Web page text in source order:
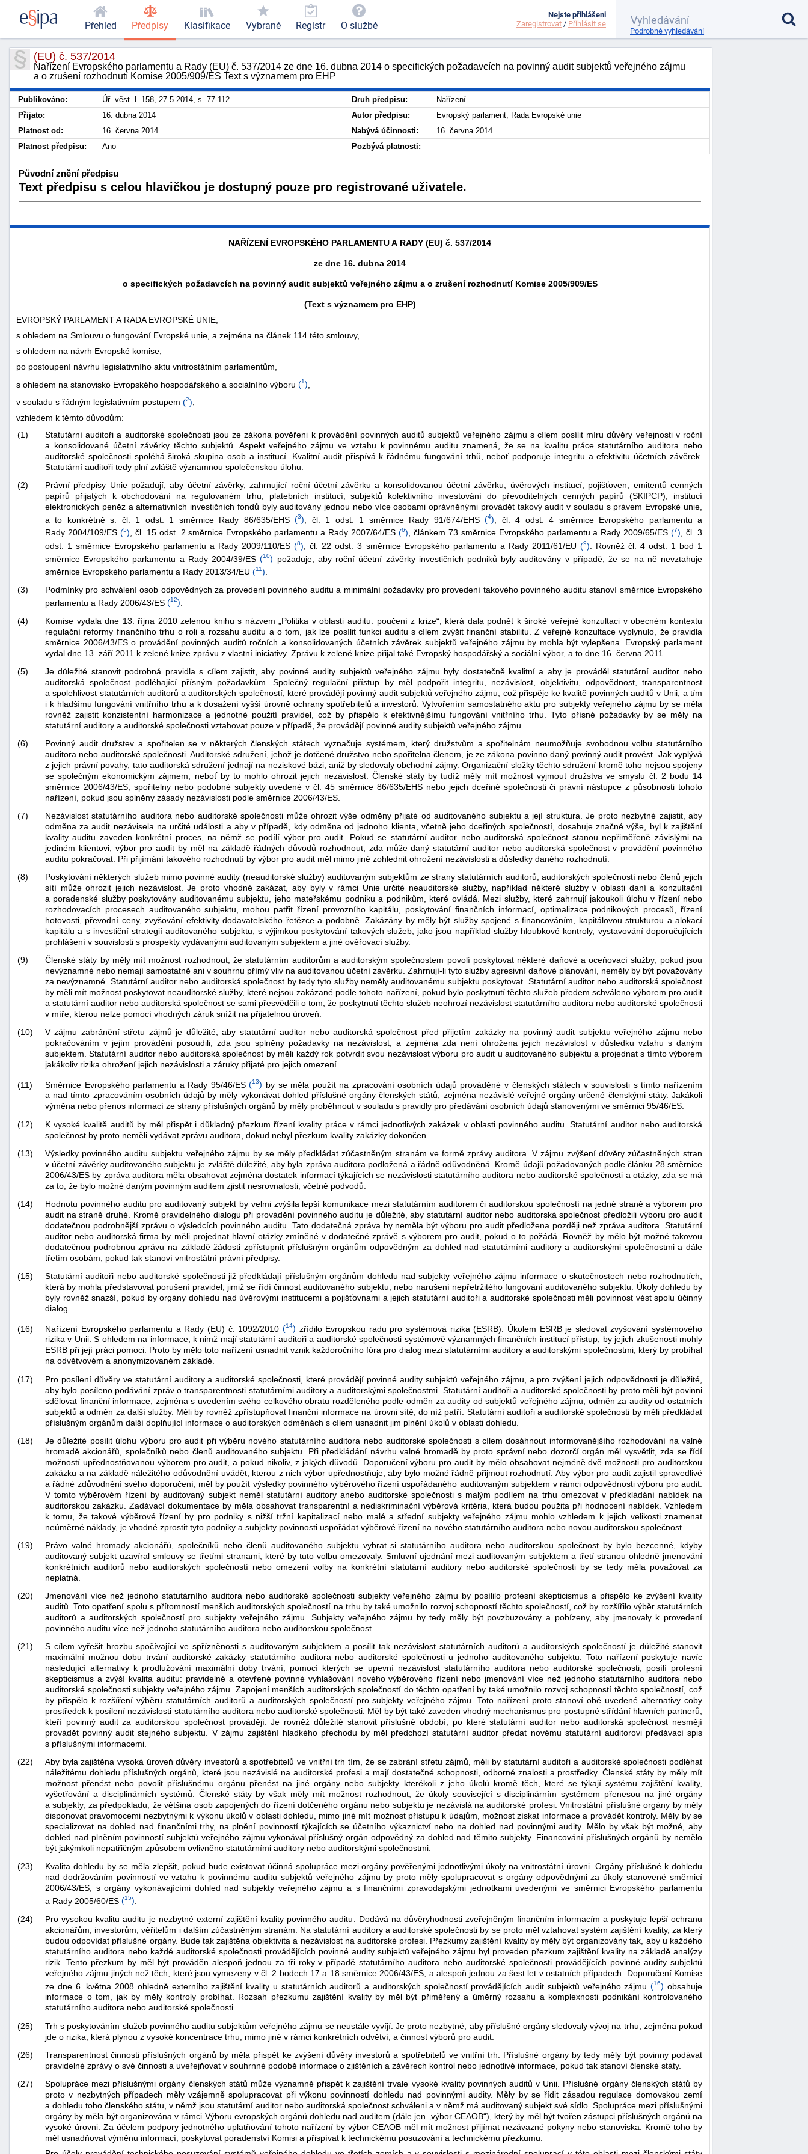
(EU) č. 537/2014
Nařízení Evropského parlamentu a Rady (EU) č. 537/2014 ze dne 16. dubna 2014 o specifických požadavcích na povinný audit subjektů veřejného zájmu
a o zrušení rozhodnutí Komise 2005/909/ES Text s významem pro EHP
Publikováno: Úř. věst. L 158, 27.5.2014, s. 77-112 Druh předpisu:
Nařízení
Přijato:
16. dubna 2014 Autor předpisu:
Evropský parlament; Rada Evropské unie
Platnost od:
16. června 2014 Nabývá účinnosti:
16. června 2014
Platnost předpisu:
Ano Pozbývá platnosti:
Původní znění předpisu
Text předpisu s celou hlavičkou je dostupný pouze pro registrované uživatele.
NAŘÍZENÍ EVROPSKÉHO PARLAMENTU A RADY (EU) č. 537/2014
ze dne 16. dubna 2014
o specifických požadavcích na povinný audit subjektů veřejného zájmu a o zrušení rozhodnutí Komise 2005/909/ES
(Text s významem pro EHP)
EVROPSKÝ PARLAMENT A RADA EVROPSKÉ UNIE,
s ohledem na Smlouvu o fungování Evropské unie, a zejména na článek 114 této smlouvy,
s ohledem na návrh Evropské komise,
po postoupení návrhu legislativního aktu vnitrostátním parlamentům,
s ohledem na stanovisko Evropského hospodářského a sociálního výboru (1)
v souladu s řádným legislativním postupem (2)
vzhledem k těmto důvodům:
(1)
Statutární auditoři a auditorské společnosti jsou ze zákona pověřeni k provádění povinných auditů subjektů veřejného zájmu s cílem posílit míru důvěry veřejnosti v roční
a konsolidované účetní závěrky těchto subjektů. Aspekt veřejného zájmu ve vztahu k povinnému auditu znamená, že se na kvalitu práce statutárního auditora nebo
auditorské společnosti spoléhá široká skupina osob a institucí. Kvalitní audit přispívá k řádnému fungování trhů, neboť podporuje integritu a efektivitu účetních závěrek.
Statutární auditoři tedy plní zvláště významnou společenskou úlohu.
(2)
Právní předpisy Unie požadují, aby účetní závěrky, zahrnující roční účetní závěrku a konsolidovanou účetní závěrku, úvěrových institucí, pojišťoven, emitentů cenných
papírů přijatých k obchodování na regulovaném trhu, platebních institucí, subjektů kolektivního investování do převoditelných cenných papírů (SKIPCP), institucí
elektronických peněz a alternativních investičních fondů byly auditovány jednou nebo více osobami oprávněnými provádět takový audit v souladu s právem Evropské unie,
a to konkrétně s: čl. 1 odst. 1 směrnice Rady 86/635/EHS(3) , čl. 1 odst. 1 směrnice Rady 91/674/EHS(4) , čl. 4 odst. 4 směrnice Evropského parlamentu a
Rady 2004/109/ES(5) , čl. 15 odst. 2 směrnice Evropského parlamentu a Rady 2007/64/ES (6) , článkem 73 směrnice Evropského parlamentu a Rady 2009/65/ES (7) , čl. 3
odst. 1 směrnice Evropského parlamentu a Rady 2009/110/ES (8) , čl. 22 odst. 3 směrnice Evropského parlamentu a Rady 2011/61/EU (9) . Rovněž čl. 4 odst. 1 bod 1
směrnice Evropského parlamentu a Rady 2004/39/ES (10) požaduje, aby roční účetní závěrky investičních podniků byly auditovány v případě, že se na ně nevztahuje
směrnice Evropského parlamentu a Rady 2013/34/EU (11)
(3)
Podmínky pro schválení osob odpovědných za provedení povinného auditu a minimální požadavky pro provedení takového povinného auditu stanoví směrnice Evropského
parlamentu a Rady 2006/43/ES (12)
(4)
Komise vydala dne 13. října 2010 zelenou knihu s názvem „Politika v oblasti auditu: poučení z krize“, která dala podnět k široké veřejné konzultaci v obecném kontextu
regulační reformy finančního trhu o roli a rozsahu auditu a o tom, jak lze posílit funkci auditu s cílem zvýšit finanční stabilitu. Z veřejné konzultace vyplynulo, že pravidla
směrnice 2006/43/ES o provádění povinných auditů ročních a konsolidovaných účetních závěrek subjektů veřejného zájmu by mohla být vylepšena. Evropský parlament
vydal dne 13. září 2011 k zelené knize zprávu z vlastní iniciativy. Zprávu k zelené knize přijal také Evropský hospodářský a sociální výbor, a to dne 16. června 2011.
(5)
Je důležité stanovit podrobná pravidla s cílem zajistit, aby povinné audity subjektů veřejného zájmu byly dostatečně kvalitní a aby je prováděl statutární auditor nebo
auditorská společnost podléhající přísným požadavkům. Společný regulační přístup by měl podpořit integritu, nezávislost, objektivitu, odpovědnost, transparentnost
a spolehlivost statutárních auditorů a auditorských společností, které provádějí povinný audit subjektů veřejného zájmu, což přispěje ke kvalitě povinných auditů v Unii, a tím
i k hladšímu fungování vnitřního trhu a k dosažení vyšší úrovně ochrany spotřebitelů a investorů. Vytvořením samostatného aktu pro subjekty veřejného zájmu by se měla
rovněž zajistit konzistentní harmonizace a jednotné použití pravidel, což by přispělo k efektivnějšímu fungování vnitřního trhu. Tyto přísné požadavky by se měly na
statutární auditory a auditorské společnosti vztahovat pouze v případě, že provádějí povinné audity subjektů veřejného zájmu.
(6)
Povinný audit družstev a spořitelen se v některých členských státech vyznačuje systémem, který družstvům a spořitelnám neumožňuje svobodnou volbu statutárního
auditora nebo auditorské společnosti. Auditorské sdružení, jehož je dotčené družstvo nebo spořitelna členem, je ze zákona povinno daný povinný audit provést. Jak vyplývá
z jejich právní povahy, tato auditorská sdružení jednají na neziskové bázi, aniž by sledovaly obchodní zájmy. Organizační složky těchto sdružení kromě toho nejsou spojeny
se společným ekonomickým zájmem, neboť by to mohlo ohrozit jejich nezávislost. Členské státy by tudíž měly mít možnost vyjmout družstva ve smyslu čl. 2 bodu 14
směrnice 2006/43/ES, spořitelny nebo podobné subjekty uvedené v čl. 45 směrnice 86/635/EHS nebo jejich dceřiné společnosti či právní nástupce z působnosti tohoto
nařízení, pokud jsou splněny zásady nezávislosti podle směrnice 2006/43/ES.
(7)
Nezávislost statutárního auditora nebo auditorské společnosti může ohrozit výše odměny přijaté od auditovaného subjektu a její struktura. Je proto nezbytné zajistit, aby
odměna za audit nezávisela na určité události a aby v případě, kdy odměna od jednoho klienta, včetně jeho dceřiných společností, dosahuje značné výše, byl k zajištění
kvality auditu zaveden konkrétní proces, na němž se podílí výbor pro audit. Pokud se statutární auditor nebo auditorská společnost stanou nepřiměřeně závislými na
jediném klientovi, výbor pro audit by měl na základě řádných důvodů rozhodnout, zda může daný statutární auditor nebo auditorská společnost v provádění povinného
auditu pokračovat. Při přijímání takového rozhodnutí by výbor pro audit měl mimo jiné zohlednit ohrožení nezávislosti a důsledky daného rozhodnutí.
(8)
Poskytování některých služeb mimo povinné audity (neauditorské služby) auditovaným subjektům ze strany statutárních auditorů, auditorských společností nebo členů jejich
sítí může ohrozit jejich nezávislost. Je proto vhodné zakázat, aby byly v rámci Unie určité neauditorské služby, například některé služby v oblasti daní a konzultační
a poradenské služby poskytovány auditovanému subjektu, jeho mateřskému podniku a podnikům, které ovládá. Mezi služby, které zahrnují jakoukoli úlohu v řízení nebo
rozhodovacích procesech auditovaného subjektu, mohou patřit řízení provozního kapitálu, poskytování finančních informací, optimalizace podnikových procesů, řízení
hotovosti, převodní ceny, zvyšování efektivity dodavatelského řetězce a podobně. Zakázány by měly být služby spojené s financováním, kapitálovou strukturou a alokací
kapitálu a s investiční strategií auditovaného subjektu, s výjimkou poskytování takových služeb, jako jsou například služby hloubkové kontroly, vystavování doporučujících
prohlášení v souvislosti s prospekty vydávanými auditovaným subjektem a jiné ověřovací služby.
(9)
Členské státy by měly mít možnost rozhodnout, že statutárním auditorům a auditorským společnostem povolí poskytovat některé daňové a oceňovací služby, pokud jsou
nevýznamné nebo nemají samostatně ani v souhrnu přímý vliv na auditovanou účetní závěrku. Zahrnují-li tyto služby agresivní daňové plánování, neměly by být považovány
za nevýznamné. Statutární auditor nebo auditorská společnost by tedy tyto služby neměly auditovanému subjektu poskytovat. Statutární auditor nebo auditorská společnost
by měli mít možnost poskytovat neauditorské služby, které nejsou zakázané podle tohoto nařízení, pokud bylo poskytnutí těchto služeb předem schváleno výborem pro audit
a statutární auditor nebo auditorská společnost se sami přesvědčili o tom, že poskytnutí těchto služeb neohrozí nezávislost statutárního auditora nebo auditorské společnosti
v míře, kterou nelze pomocí vhodných záruk snížit na přijatelnou úroveň.
(10)
V zájmu zabránění střetu zájmů je důležité, aby statutární auditor nebo auditorská společnost před přijetím zakázky na povinný audit subjektu veřejného zájmu nebo
pokračováním v jejím provádění posoudili, zda jsou splněny požadavky na nezávislost, a zejména zda není ohrožena jejich nezávislost v důsledku vztahu s daným
subjektem. Statutární auditor nebo auditorská společnost by měli každý rok potvrdit svou nezávislost výboru pro audit u auditovaného subjektu a projednat s tímto výborem
jakákoliv rizika ohrožení jejich nezávislosti a záruky přijaté pro jejich omezení.
(11) Směrnice Evropského parlamentu a Rady 95/46/ES(13) by se měla použít na zpracování osobních údajů prováděné v členských státech v souvislosti s tímto nařízením
a nad tímto zpracováním osobních údajů by měly vykonávat dohled příslušné orgány členských států, zejména nezávislé veřejné orgány určené členskými státy. Jakákoli
výměna nebo přenos informací ze strany příslušných orgánů by měly proběhnout v souladu s pravidly pro předávání osobních údajů stanovenými ve směrnici 95/46/ES.
(12)
K vysoké kvalitě auditů by měl přispět i důkladný přezkum řízení kvality práce v rámci jednotlivých zakázek v oblasti povinného auditu. Statutární auditor nebo auditorská
společnost by proto neměli vydávat zprávu auditora, dokud nebyl přezkum kvality zakázky dokončen.
(13)
Výsledky povinného auditu subjektu veřejného zájmu by se měly předkládat zúčastněným stranám ve formě zprávy auditora. V zájmu zvýšení důvěry zúčastněných stran
v účetní závěrky auditovaného subjektu je zvláště důležité, aby byla zpráva auditora podložená a řádně odůvodněná. Kromě údajů požadovaných podle článku 28 směrnice
2006/43/ES by zpráva auditora měla obsahovat zejména dostatek informací týkajících se nezávislosti statutárního auditora nebo auditorské společnosti a otázky, zda se má
za to, že bylo možné daným povinným auditem zjistit nesrovnalosti, včetně podvodů.
(14)
Hodnotu povinného auditu pro auditovaný subjekt by velmi zvýšila lepší komunikace mezi statutárním auditorem či auditorskou společností na jedné straně a výborem pro
audit na straně druhé. Kromě pravidelného dialogu při provádění povinného auditu je důležité, aby statutární auditor nebo auditorská společnost předložili výboru pro audit
dodatečnou podrobnější zprávu o výsledcích povinného auditu. Tato dodatečná zpráva by neměla být výboru pro audit předložena později než zpráva auditora. Statutární
auditor nebo auditorská firma by měli projednat hlavní otázky zmíněné v dodatečné zprávě s výborem pro audit, pokud o to požádá. Rovněž by mělo být možné takovou
dodatečnou podrobnou zprávu na základě žádosti zpřístupnit příslušným orgánům odpovědným za dohled nad statutárními auditory a auditorskými společnostmi a dále
třetím osobám, pokud tak stanoví vnitrostátní právní předpisy.
(15)
Statutární auditoři nebo auditorské společnosti již předkládají příslušným orgánům dohledu nad subjekty veřejného zájmu informace o skutečnostech nebo rozhodnutích,
která by mohla představovat porušení pravidel, jimiž se řídí činnost auditovaného subjektu, nebo narušení nepřetržitého fungování auditovaného subjektu. Úkoly dohledu by
byly rovněž snazší, pokud by orgány dohledu nad úvěrovými institucemi a pojišťovnami a jejich statutární auditoři a auditorské společnosti měli povinnost vést spolu účinný
dialog.
(16) Nařízení Evropského parlamentu a Rady (EU) č. 1092/2010 (14) zřídilo Evropskou radu pro systémová rizika (ESRB). Úkolem ESRB je sledovat zvyšování systémového
rizika v Unii. S ohledem na informace, k nimž mají statutární auditoři a auditorské společnosti systémově významných finančních institucí přístup, by jejich zkušenosti mohly
ESRB při její práci pomoci. Proto by mělo toto nařízení usnadnit vznik každoročního fóra pro dialog mezi statutárními auditory a auditorskými společnostmi, který by probíhal
na odvětvovém a anonymizovaném základě.
(17)
Pro posílení důvěry ve statutární auditory a auditorské společnosti, které provádějí povinné audity subjektů veřejného zájmu, a pro zvýšení jejich odpovědnosti je důležité,
aby bylo posíleno podávání zpráv o transparentnosti statutárními auditory a auditorskými společnostmi. Statutární auditoři a auditorské společnosti by proto měli být povinni
sdělovat finanční informace, zejména s uvedením svého celkového obratu rozděleného podle odměn za audity od subjektů veřejného zájmu, odměn za audity od ostatních
subjektů a odměn za další služby. Měli by rovněž zpřístupňovat finanční informace na úrovni sítě, do níž patří. Statutární auditoři a auditorské společnosti by měli předkládat
příslušným orgánům další doplňující informace o auditorských odměnách s cílem usnadnit jim plnění úkolů v oblasti dohledu.
(18)
Je důležité posílit úlohu výboru pro audit při výběru nového statutárního auditora nebo auditorské společnosti s cílem dosáhnout informovanějšího rozhodování na valné
hromadě akcionářů, společníků nebo členů auditovaného subjektu. Při předkládání návrhu valné hromadě by proto správní nebo dozorčí orgán měl vysvětlit, zda se řídí
možností upřednostňovanou výborem pro audit, a pokud nikoliv, z jakých důvodů. Doporučení výboru pro audit by mělo obsahovat nejméně dvě možnosti pro auditorskou
zakázku a na základě náležitého odůvodnění uvádět, kterou z nich výbor upřednostňuje, aby bylo možné řádně přijmout rozhodnutí. Aby výbor pro audit zajistil spravedlivé
a řádné zdůvodnění svého doporučení, měl by použít výsledky povinného výběrového řízení uspořádaného auditovaným subjektem v rámci odpovědnosti výboru pro audit.
V tomto výběrovém řízení by auditovaný subjekt neměl statutární auditory anebo auditorské společnosti s malým podílem na trhu omezovat v předkládání nabídek na
auditorskou zakázku. Zadávací dokumentace by měla obsahovat transparentní a nediskriminační výběrová kritéria, která budou použita při hodnocení nabídek. Vzhledem
k tomu, že takové výběrové řízení by pro podniky s nižší tržní kapitalizací nebo malé a střední subjekty veřejného zájmu mohlo vzhledem k jejich velikosti znamenat
neúměrné náklady, je vhodné zprostit tyto podniky a subjekty povinnosti uspořádat výběrové řízení na nového statutárního auditora nebo novou auditorskou společnost.
(19)
Právo valné hromady akcionářů, společníků nebo členů auditovaného subjektu vybrat si statutárního auditora nebo auditorskou společnost by bylo bezcenné, kdyby
auditovaný subjekt uzavíral smlouvy se třetími stranami, které by tuto volbu omezovaly. Smluvní ujednání mezi auditovaným subjektem a třetí stranou ohledně jmenování
konkrétních auditorů nebo auditorských společností nebo omezení volby na konkrétní statutární auditory nebo auditorské společnosti by se tedy měla považovat za
neplatná.
(20)
Jmenování více než jednoho statutárního auditora nebo auditorské společnosti subjekty veřejného zájmu by posílilo profesní skepticismus a přispělo ke zvýšení kvality
auditů. Toto opatření spolu s přítomností menších auditorských společností na trhu by také umožnilo rozvoj schopností těchto společností, což by rozšířilo výběr statutárních
auditorů a auditorských společností pro subjekty veřejného zájmu. Subjekty veřejného zájmu by tedy měly být povzbuzovány a pobízeny, aby jmenovaly k provedení
povinného auditu více než jednoho statutárního auditora nebo auditorskou společnost.
(21)
S cílem vyřešit hrozbu spočívající ve spřízněnosti s auditovaným subjektem a posílit tak nezávislost statutárních auditorů a auditorských společností je důležité stanovit
maximální možnou dobu trvání auditorské zakázky statutárního auditora nebo auditorské společnosti u jednoho auditovaného subjektu. Toto nařízení poskytuje navíc
následující alternativy k prodlužování maximální doby trvání, pomocí kterých se upevní nezávislost statutárního auditora nebo auditorské společnosti, posílí profesní
skepticismus a zvýší kvalita auditu: pravidelné a otevřené povinné vyhlašování nového výběrového řízení nebo jmenování více než jednoho statutárního auditora nebo
auditorské společnosti subjekty veřejného zájmu. Zapojení menších auditorských společností do těchto opatření by také umožnilo rozvoj schopností těchto společností, což
by přispělo k rozšíření výběru statutárních auditorů a auditorských společností pro subjekty veřejného zájmu. Toto nařízení proto stanoví obě uvedené alternativy coby
prostředek k posílení nezávislosti statutárního auditora nebo auditorské společnosti. Měl by být také zaveden vhodný mechanismus pro postupné střídání hlavních partnerů,
kteří povinný audit za auditorskou společnost provádějí. Je rovněž důležité stanovit příslušné období, po které statutární auditor nebo auditorská společnost nesmějí
provádět povinný audit stejného subjektu. V zájmu zajištění hladkého přechodu by měl předchozí statutární auditor předat novému statutární auditorovi předávací spis
s příslušnými informacemi.
(22)
Aby byla zajištěna vysoká úroveň důvěry investorů a spotřebitelů ve vnitřní trh tím, že se zabrání střetu zájmů, měli by statutární auditoři a auditorské společnosti podléhat
náležitému dohledu příslušných orgánů, které jsou nezávislé na auditorské profesi a mají dostatečné schopnosti, odborné znalosti a prostředky. Členské státy by měly mít
možnost přenést nebo povolit příslušnému orgánu přenést na jiné orgány nebo subjekty kterékoli z jeho úkolů kromě těch, které se týkají systému zajištění kvality,
vyšetřování a disciplinárních systémů. Členské státy by však měly mít možnost rozhodnout, že úkoly související s disciplinárním systémem přenesou na jiné orgány
a subjekty, za předpokladu, že většina osob zapojených do řízení dotčeného orgánu nebo subjektu je nezávislá na auditorské profesi. Vnitrostátní příslušné orgány by měly
disponovat pravomocemi nezbytnými k výkonu úkolů v oblasti dohledu, mimo jiné mít možnost přístupu k údajům, možnost získat informace a provádět kontroly. Měly by se
specializovat na dohled nad finančními trhy, na plnění povinností týkajících se účetního výkaznictví nebo na dohled nad povinnými audity. Mělo by však být možné, aby
dohled nad plněním povinností subjektů veřejného zájmu vykonával příslušný orgán odpovědný za dohled nad těmito subjekty. Financování příslušných orgánů by nemělo
být jakýmkoli nepatřičným způsobem ovlivněno statutárními auditory nebo auditorskými společnostmi.
(23)
Kvalita dohledu by se měla zlepšit, pokud bude existovat účinná spolupráce mezi orgány pověřenými jednotlivými úkoly na vnitrostátní úrovni. Orgány příslušné k dohledu
nad dodržováním povinností ve vztahu k povinnému auditu subjektů veřejného zájmu by proto měly spolupracovat s orgány odpovědnými za úkoly stanovené směrnicí
2006/43/ES, s orgány vykonávajícími dohled nad subjekty veřejného zájmu a s finančními zpravodajskými jednotkami uvedenými ve směrnici Evropského parlamentu
a Rady 2005/60/ES (15)
(24)
Pro vysokou kvalitu auditu je nezbytné externí zajištění kvality povinného auditu. Dodává na důvěryhodnosti zveřejněným finančním informacím a poskytuje lepší ochranu
akcionářům, investorům, věřitelům i dalším zúčastněným stranám. Na statutární auditory a auditorské společnosti by se proto měl vztahovat systém zajištění kvality, za který
budou odpovídat příslušné orgány. Bude tak zajištěna objektivita a nezávislost na auditorské profesi. Přezkumy zajištění kvality by měly být organizovány tak, aby u každého
statutárního auditora nebo každé auditorské společnosti provádějících povinné audity subjektů veřejného zájmu byl proveden přezkum zajištění kvality na základě analýzy
rizik. Tento přezkum by měl být prováděn alespoň jednou za tři roky v případě statutárního auditora nebo auditorské společnosti provádějících povinné audity subjektů
veřejného zájmu jiných než těch, které jsou vymezeny v čl. 2 bodech 17 a 18 směrnice 2006/43/ES, a alespoň jednou za šest let v ostatních případech. Doporučení Komise
ze dne 6. května 2008 ohledně externího zajištění kvality u statutárních auditorů a auditorských společností provádějících audit subjektů veřejného zájmu (16) obsahuje
informace o tom, jak by měly kontroly probíhat. Rozsah přezkumu zajištění kvality by měl být přiměřený a úměrný rozsahu a komplexnosti podnikání kontrolovaného
statutárního auditora nebo auditorské společnosti.
(25)
Trh s poskytováním služeb povinného auditu subjektům veřejného zájmu se neustále vyvíjí. Je proto nezbytné, aby příslušné orgány sledovaly vývoj na trhu, zejména pokud
jde o rizika, která plynou z vysoké koncentrace trhu, mimo jiné v rámci konkrétních odvětví, a činnost výborů pro audit.
(26)
Transparentnost činnosti příslušných orgánů by měla přispět ke zvýšení důvěry investorů a spotřebitelů ve vnitřní trh. Příslušné orgány by tedy měly být povinny podávat
pravidelné zprávy o své činnosti a uveřejňovat v souhrnné podobě informace o zjištěních a závěrech kontrol nebo jednotlivé informace, pokud tak stanoví členské státy.
(27)
Spolupráce mezi příslušnými orgány členských států může významně přispět k zajištění trvale vysoké kvality povinných auditů v Unii. Příslušné orgány členských států by
proto v nezbytných případech měly vzájemně spolupracovat při výkonu povinností dohledu nad povinnými audity. Měly by se řídit zásadou regulace domovskou zemí
a dohledu toho členského státu, v němž jsou statutární auditor nebo auditorská společnost schváleni a v němž má auditovaný subjekt své sídlo. Spolupráce mezi příslušnými
orgány by měla být organizována v rámci Výboru evropských orgánů dohledu nad auditem (dále jen „výbor CEAOB“), který by měl být tvořen zástupci příslušných orgánů na
vysoké úrovni. Za účelem podpory jednotného uplatňování tohoto nařízení by výbor CEAOB měl mít možnost přijímat nezávazné pokyny nebo stanoviska. Kromě toho by
měl usnadňovat výměnu informací, poskytovat poradenství Komisi a přispívat k technickému posuzování a technickému přezkumu.
Přehled Předpisy Klasifikace Vybrané Registr O službě
Nejste přihlášeni
Zaregistrovat / Přihlásit se
Podrobné vyhledávání